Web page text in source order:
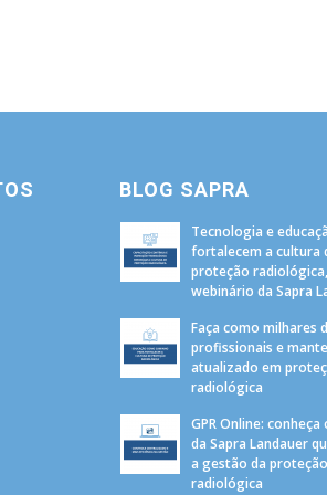
BLOG SAPRA
Tecnologia e
fortalecem a cultura
proteção
webinário da Sapra
Faça como milhares
profissionais e
atualizado em
radiológica
GPR Online:
da Sapra Landauer
a gestão da
radiológica